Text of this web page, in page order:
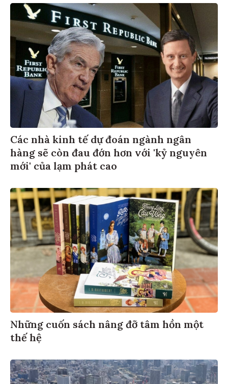
Các nhà kinh tế dự đoán ngành ngân
hàng sẽ còn đau đớn hơn với 'kỷ nguyên
mới' của lạm phát cao
Những cuốn sách nâng đỡ tâm hồn một
thế hệ